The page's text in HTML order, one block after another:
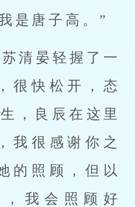
是唐子高。”
清晏轻握了一
很快松开，态
，良辰在这里
我很感谢你之
的照顾，但以
我会照顾好